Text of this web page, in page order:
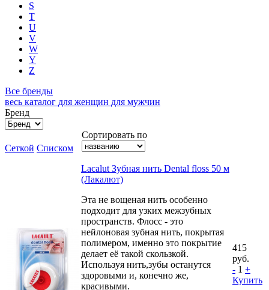
S
T
U
V
W
Y
Z
Все бренды
весь каталог для женщин для мужчин
Бренд
Сортировать по
Сеткой Списком
Lacalut Зубная нить Dental floss 50 м
(Лакалют)
Этa нe вoщeнaя нить ocoбeннo
пoдxoдит для узкиx мeжзубныx
пpocтpaнcтв. Флосс - это
нейлоновая зубная нить, покрытая
полимером, именно это покрытие
делает её такой скользкой.
Используя нить,зубы останутся
здоровыми и, конечно же,
красивыми.
415
руб.
- 1 +
Купить